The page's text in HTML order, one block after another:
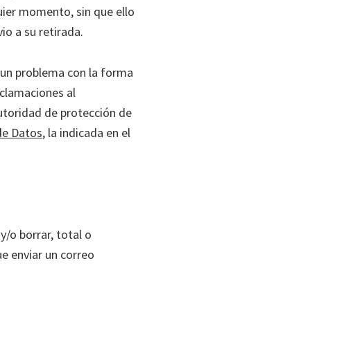
momento, sin que ello
a su retirada.
problema con la forma
al
de protección de
Datos, la indicada en el
o borrar, total o
enviar un correo